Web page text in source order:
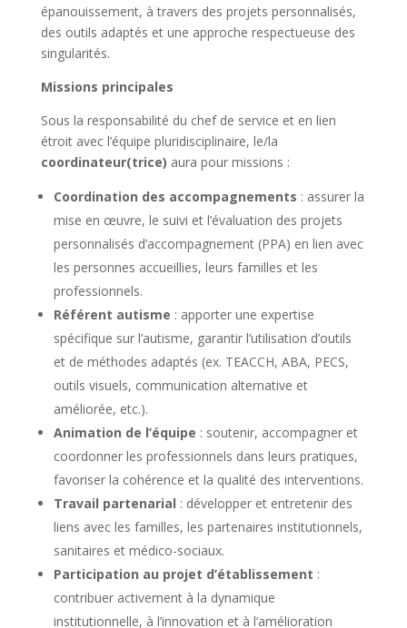
épanouissement, à travers des projets personnalisés,
des outils adaptés et une approche respectueuse des
singularités.
Missions principales
Sous la responsabilité du chef de service et en lien
étroit avec l’équipe pluridisciplinaire, le/la
coordinateur(trice) aura pour missions :
Coordination des accompagnements : assurer la
mise en œuvre, le suivi et l’évaluation des projets
personnalisés d’accompagnement (PPA) en lien avec
les personnes accueillies, leurs familles et les
professionnels.
Référent autisme : apporter une expertise
spécifique sur l’autisme, garantir l’utilisation d’outils
et de méthodes adaptés (ex. TEACCH, ABA, PECS,
outils visuels, communication alternative et
améliorée, etc.).
Animation de l’équipe : soutenir, accompagner et
coordonner les professionnels dans leurs pratiques,
favoriser la cohérence et la qualité des interventions.
Travail partenarial : développer et entretenir des
liens avec les familles, les partenaires institutionnels,
sanitaires et médico-sociaux.
Participation au projet d’établissement :
contribuer activement à la dynamique
institutionnelle, à l’innovation et à l’amélioration